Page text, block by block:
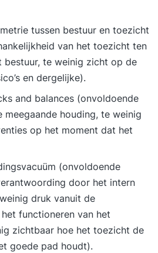
tussen bestuur en toezicht
van het toezicht ten
bestuur, te weinig zicht op de
en dergelijke).
and balances (onvoldoende
meegaande houding, te weinig
op het moment dat het
(onvoldoende
door het intern
druk vanuit de
functioneren van het
zichtbaar hoe het toezicht de
goede pad houdt).